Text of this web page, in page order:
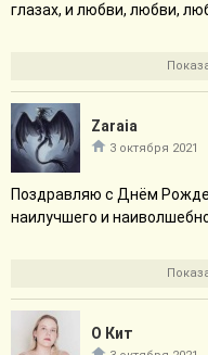
глазах, и любви, любви,
Zaraia
3 октября 2021
Поздравляю с Днём
наилучшего и
О Кит